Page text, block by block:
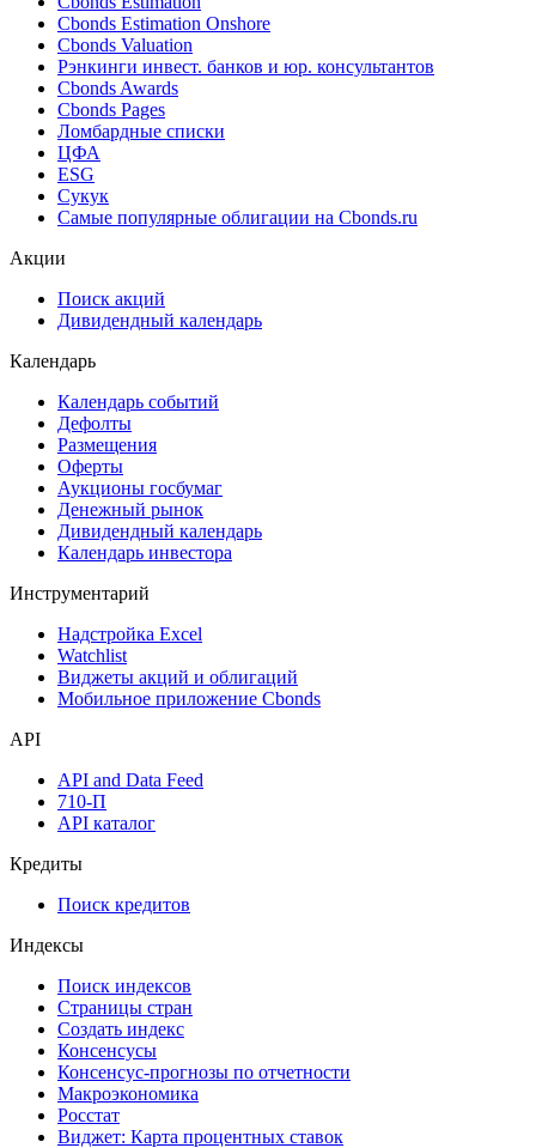
Cbonds Estimation Onshore
Cbonds Valuation
Рэнкинги инвест. банков и юр. консультантов
Cbonds Awards
Cbonds Pages
Ломбардные списки
ЦФА
ESG
Сукук
Самые популярные облигации на Cbonds.ru
Акции
Поиск акций
Дивидендный календарь
Календарь
Календарь событий
Дефолты
Размещения
Оферты
Аукционы госбумаг
Денежный рынок
Дивидендный календарь
Календарь инвестора
Инструментарий
Надстройка Excel
Watchlist
Виджеты акций и облигаций
Мобильное приложение Cbonds
API
API and Data Feed
710-П
API каталог
Кредиты
Поиск кредитов
Индексы
Поиск индексов
Страницы стран
Создать индекс
Консенсусы
Консенсус-прогнозы по отчетности
Макроэкономика
Росстат
Виджет: Карта процентных ставок